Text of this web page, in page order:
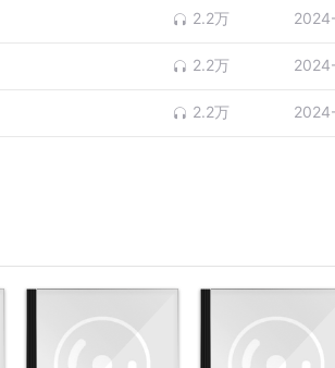
2.2万
2.2万
2.2万